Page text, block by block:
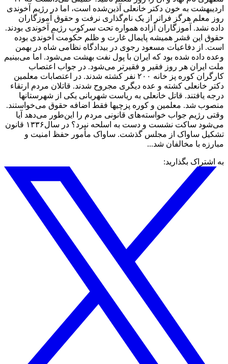
اردیبهشت به خون دکتر خانعلی آذین‌شده است، اما در رژیم آخوندی
روز معلم هرگز فراتر از یک نام‌گذاری نرفت و حقوق آموزگاران
داده نشد. آموزگاران آزاده همواره تحت سرکوب رژیم آخوندی بودند.
حقوق این قشر همیشه پایمال غارت و ظلم حکومت آخوندی بوده
است. از دفاعیات مسعود رجوی در بیدادگاه نظامی شاه در بهمن
وعده داده شده بود که ایران با پول نفت بهشت می‌شود. اما می‌بینیم
ملت ایران هر روز فقیر و فقیرتر می‌شود. در جواب اعتصاب
کارگران کوره پز خانه ۲۰۰ نفر کشته شدند. در اعتصابات معلمین
دکتر خانعلی کشته و عده دیگری مجروح شدند. قاتلان مردم ارتقاء
درجه یافتند. قاتل خانعلی به ریاست شهربانی یکی از شهرستانها
منصوب شد. معلمین و کوره پزچیها فقط اضافه حقوق می‌خواستند.
وقتی رژیم جواب خواسته‌های قانونی مردم را این‌طور می‌دهد آیا
می‌شود ساکت نشست و دست به اسلحه نبرد؟ در سال۱۳۳۶ قانون
تشکیل ساواک از مجلس گذشت. ساواک مأمور حفظ امنیت و
مبارزه با مخالفان شد...
به اشتراک بگذارید: